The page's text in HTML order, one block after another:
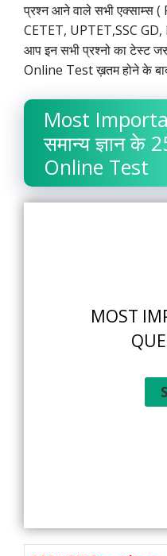
प्रश्न आने वाले सभी एक्साम्स
CETET, UPTET,SSC GD,
आप इन सभी प्रश्नो का टेस्ट
Online Test ख़तम होने के
Most
समान्य ज्ञान के
Online Test
MOST